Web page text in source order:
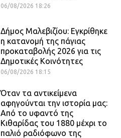
06/08/2026 18:26
Δήμος Μαλεβιζίου: Εγκρίθηκε
η κατανομή της πάγιας
προκαταβολής 2026 για τις
Δημοτικές Κοινότητες
06/08/2026 18:15
Όταν τα αντικείμενα
αφηγούνται την ιστορία μας:
Από το υφαντό της
Κιθαρίδας του 1880 μέχρι το
παλιό ραδιόφωνο της